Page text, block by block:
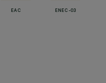
EAC ENEC-03